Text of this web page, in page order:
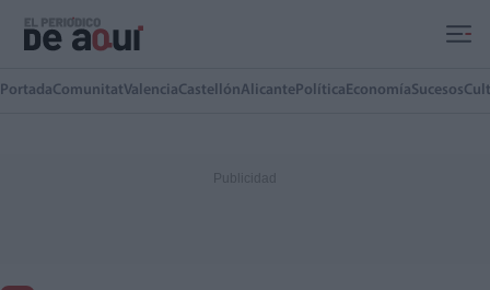
PortadaComunitatValenciaCastellónAlicante Política EconomíaSucesos